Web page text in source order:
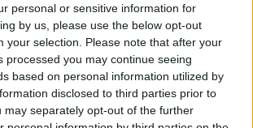
personal or sensitive information for
by us, please use the below opt-out
your selection. Please note that after your
processed you may continue seeing
based on personal information utilized by
disclosed to third parties prior to
may separately opt-out of the further